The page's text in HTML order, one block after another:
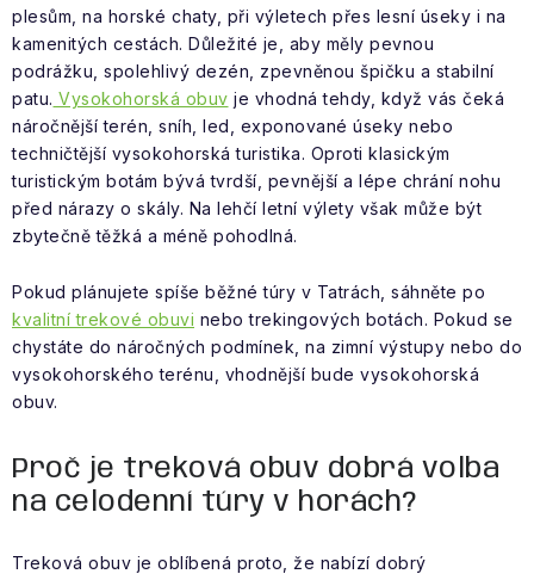
ZNAČKY
BLOG Doprava a platba
Vrácení a výměna zboží
Obchodní podmínky
plesům, na horské chaty, při výletech přes lesní úseky i na
kamenitých cestách. Důležité je, aby měly pevnou
podrážku, spolehlivý dezén, zpevněnou špičku a stabilní
patu. Vysokohorská obuv je vhodná tehdy, když vás čeká
náročnější terén, sníh, led, exponované úseky nebo
techničtější vysokohorská turistika. Oproti klasickým
turistickým botám bývá tvrdší, pevnější a lépe chrání nohu
před nárazy o skály. Na lehčí letní výlety však může být
zbytečně těžká a méně pohodlná.
Pokud plánujete spíše běžné túry v Tatrách, sáhněte po
kvalitní trekové obuvi nebo trekingových botách. Pokud se
chystáte do náročných podmínek, na zimní výstupy nebo do
vysokohorského terénu, vhodnější bude vysokohorská
obuv.
Proč je treková obuv dobrá volba
na celodenní túry v horách?
Treková obuv je oblíbená proto, že nabízí dobrý